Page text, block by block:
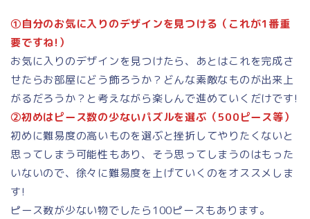
①自分のお気に入りのデザインを見つける（これが1番重
要ですね!）
お気に入りのデザインを見つけたら、あとはこれを完成さ
せたらお部屋にどう飾ろうか？どんな素敵なものが出来上
がるだろうか？と考えながら楽しんで進めていくだけです!
②初めはピース数の少ないパズルを選ぶ（500ピース等）
初めに難易度の高いものを選ぶと挫折してやりたくないと
思ってしまう可能性もあり、そう思ってしまうのはもった
いないので、徐々に難易度を上げていくのをオススメしま
す!
ピース数が少ない物でしたら100ピースもあります。